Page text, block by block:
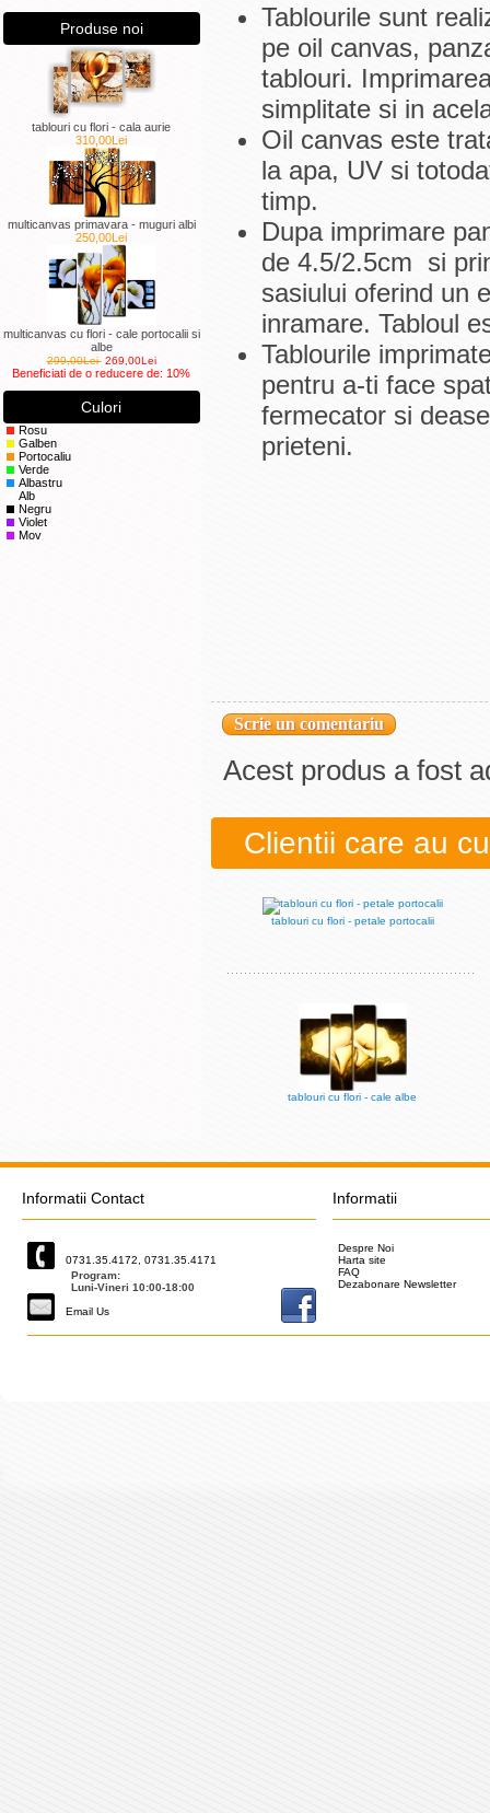
Produse noi
tablouri cu flori - cala aurie
310,00Lei
multicanvas primavara - muguri albi
250,00Lei
multicanvas cu flori - cale portocalii si
albe
299,00Lei 269,00Lei
Beneficiati de o reducere de: 10%
Culori
Rosu
Galben
Portocaliu
Verde
Albastru
Alb
Negru
Violet
Mov
Tablourile sunt
pe oil canvas,
tablouri.
simplitate si in
Oil canvas este
la apa, UV si
timp.
Dupa imprimare
de 4.5/2.5cm si
sasiului oferind un
inramare. Tabloul
Tablourile
pentru a-ti face
fermecator si
prieteni.
Scrie un comentariu
Acest produs a fost
Clientii care au
tablouri cu flori - petale portocalii
tablouri cu flori - cale albe
Informatii Contact
0731.35.4172, 0731.35.4171
Program:
Luni-Vineri 10:00-18:00
Email Us
Informatii
Despre Noi
Harta site
FAQ
Dezabonare Newsletter